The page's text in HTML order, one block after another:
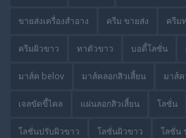
ขายส่งเครื่องสำอาง ครีม ขายส่ง ครีม
ครีมผิวขาว ทาตัวขาว บอดี้โลชั่น
มาส์ค belov มาส์คลอกสิวเสี้ยน มาส์ค
เจลขัดขี้ไคล แผ่นลอกสิวเสี้ยน โลชั่น
โลชั่นปรับผิวขาว โลชั่นผิวขาว โลชั่น